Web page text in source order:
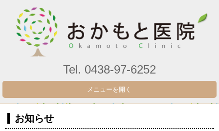
Tel. 0438-97-6252
メニューを開く
お知らせ